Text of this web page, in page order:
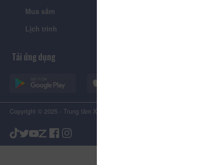
Mua sắm
Lịch trình
Tải ứng dụng
Copyright © 2025 - Trung tâm Xúc tiến Du lịch Tỉnh Lâm Đồng